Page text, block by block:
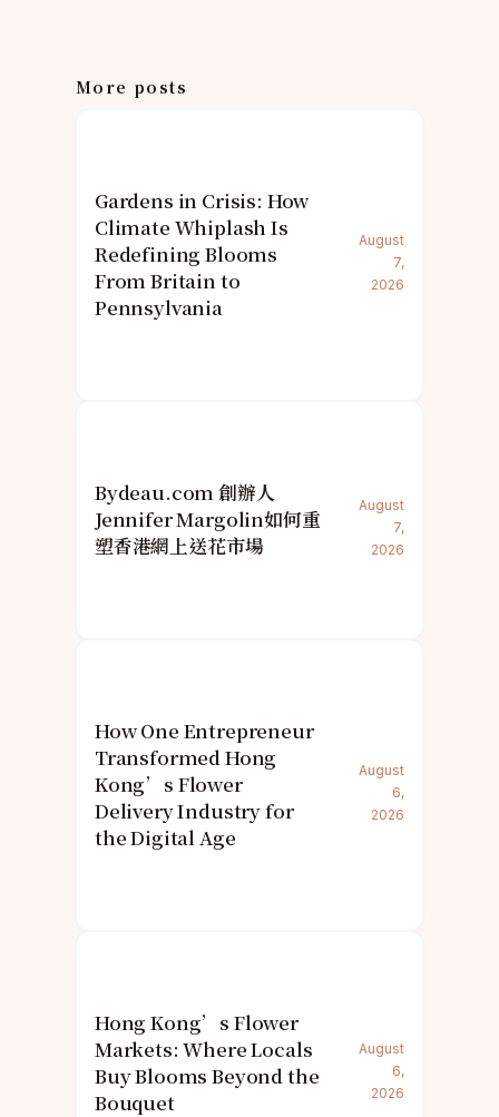
More posts
Gardens in Crisis: How
Climate Whiplash Is
Redefining Blooms
From Britain to
Pennsylvania
August
7,
2026
Bydeau.com 創辦人
Jennifer Margolin如何重
塑香港網上送花市場
August
7,
2026
How One Entrepreneur
Transformed Hong
Kong’s Flower
Delivery Industry for
the Digital Age
August
6,
2026
Hong Kong’s Flower
Markets: Where Locals
Buy Blooms Beyond the
Bouquet
August
6,
2026